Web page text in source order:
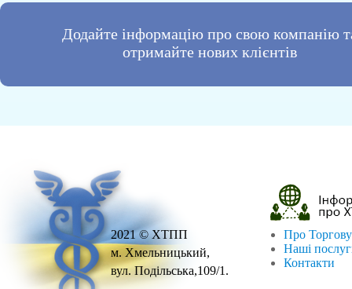
Додайте інформацію про свою компанію
отримайте нових клієнтів
2021 © ХТПП
м. Хмельницький,
вул. Подільська,109/1.
Про
Наші
Контакти